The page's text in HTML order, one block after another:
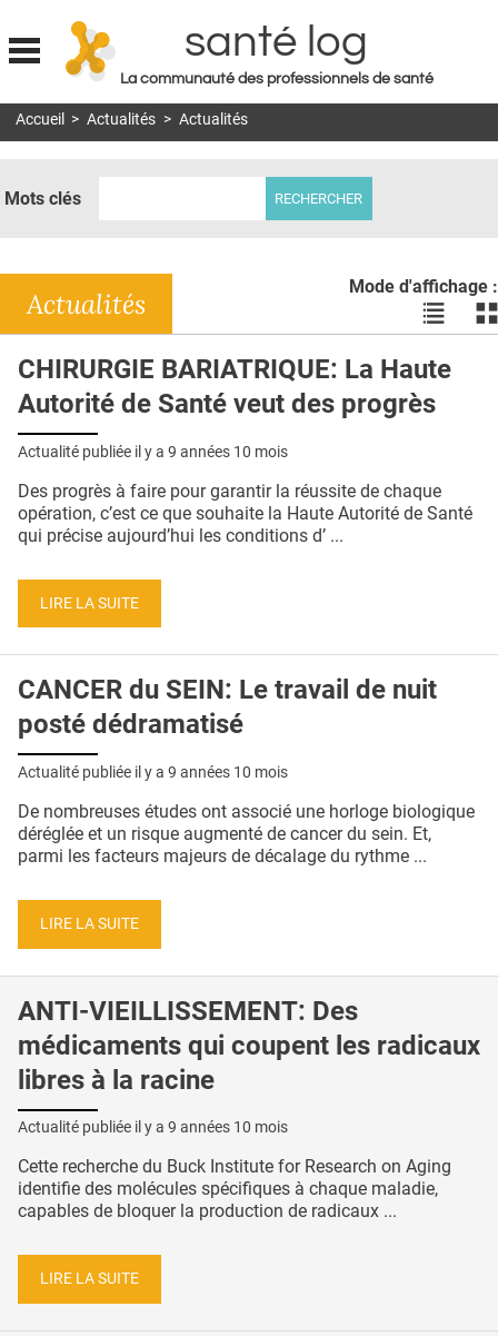
Jump to navigation
santé log
La communauté des professionnels de santé
MON COMPTE
DOSSIERS
RÉSEAUX
E-REVUE SAD
QUI SOMMES-NOUS ?
CONDITIONS GÉNÉRALES
CRÉDITS
Accueil > Actualités > Actualités
Mots clés
Mode d'affichage :
Voir
les
en
liste
les
Actualités
CHIRURGIE BARIATRIQUE: La Haute
Autorité de Santé veut des progrès
Actualité publiée il y a 9 années 10 mois
Des progrès à faire pour garantir la réussite de chaque
opération, c’est ce que souhaite la Haute Autorité de Santé
qui précise aujourd’hui les conditions d’ ...
LIRE LA SUITE
CANCER du SEIN: Le travail de nuit
posté dédramatisé
Actualité publiée il y a 9 années 10 mois
De nombreuses études ont associé une horloge biologique
déréglée et un risque augmenté de cancer du sein. Et,
parmi les facteurs majeurs de décalage du rythme ...
LIRE LA SUITE
ANTI-VIEILLISSEMENT: Des
médicaments qui coupent les radicaux
libres à la racine
Actualité publiée il y a 9 années 10 mois
Cette recherche du Buck Institute for Research on Aging
identifie des molécules spécifiques à chaque maladie,
capables de bloquer la production de radicaux ...
LIRE LA SUITE